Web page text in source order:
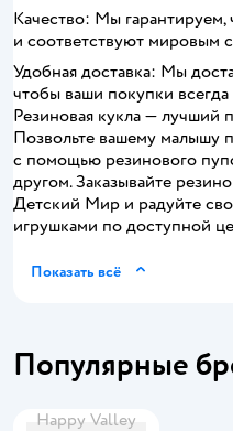
Качество: Мы
и соответствуют мировым
Удобная доставка: Мы
чтобы ваши покупки
Резиновая кукла — лучший
Позвольте вашему малышу
с помощью резинового
другом. Заказывайте
Детский Мир и радуйте
игрушками по доступной
Показать всё
Популярные
Happy Valley